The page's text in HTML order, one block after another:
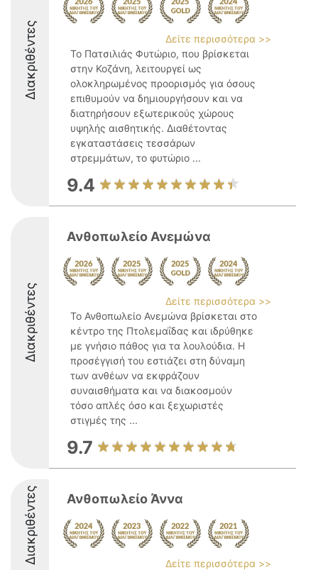
Διακριθέντες
Δείτε περισσότερα >>
Το Πατσιλιάς Φυτώριο, που βρίσκεται
στην Κοζάνη, λειτουργεί ως
ολοκληρωμένος προορισμός για όσους
επιθυμούν να δημιουργήσουν και να
διατηρήσουν εξωτερικούς χώρους
υψηλής αισθητικής. Διαθέτοντας
εγκαταστάσεις τεσσάρων
στρεμμάτων, το φυτώριο ...
9.4
Διακριθέντες
Ανθοπωλείο Ανεμώνα
Δείτε περισσότερα >>
Το Ανθοπωλείο Ανεμώνα βρίσκεται στο
κέντρο της Πτολεμαΐδας και ιδρύθηκε
με γνήσιο πάθος για τα λουλούδια. Η
προσέγγισή του εστιάζει στη δύναμη
των ανθέων να εκφράζουν
συναισθήματα και να διακοσμούν
τόσο απλές όσο και ξεχωριστές
στιγμές της ...
9.7
Διακριθέντες Ανθοπωλείο Άννα
Δείτε περισσότερα >>